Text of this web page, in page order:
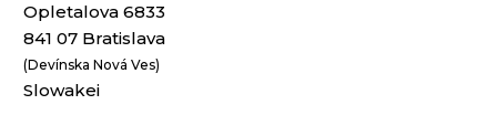
Opletalova 6833
841 07 Bratislava
(Devínska Nová Ves)
Slowakei